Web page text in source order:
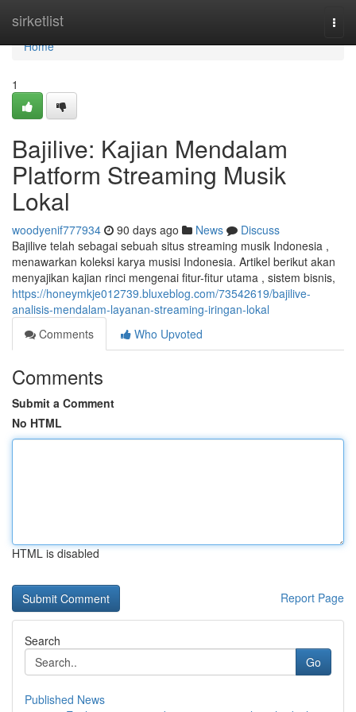
sirketlist
Home
Home
1
Bajilive: Kajian Mendalam
Platform Streaming Musik
Lokal
woodyenif777934 90 days ago News
Discuss
Bajilive telah sebagai sebuah situs streaming musik Indonesia ,
menawarkan koleksi karya musisi Indonesia. Artikel berikut akan
menyajikan kajian rinci mengenai fitur-fitur utama , sistem bisnis,
https://honeymkje012739.bluxeblog.com/73542619/bajilive-
analisis-mendalam-layanan-streaming-iringan-lokal
Comments
Who Upvoted
Comments
Submit a Comment
No HTML
HTML is disabled
Report Page
Search
Go
Published News